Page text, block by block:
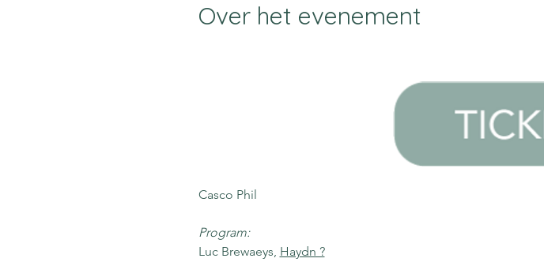
Over het evenement
Casco Phil
Program:
Luc Brewaeys, Haydn ?